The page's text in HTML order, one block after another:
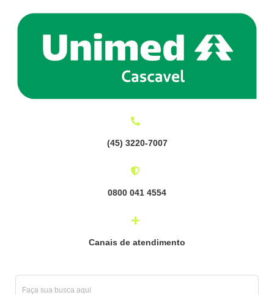
(45) 3220-7007
0800 041 4554
Canais de atendimento